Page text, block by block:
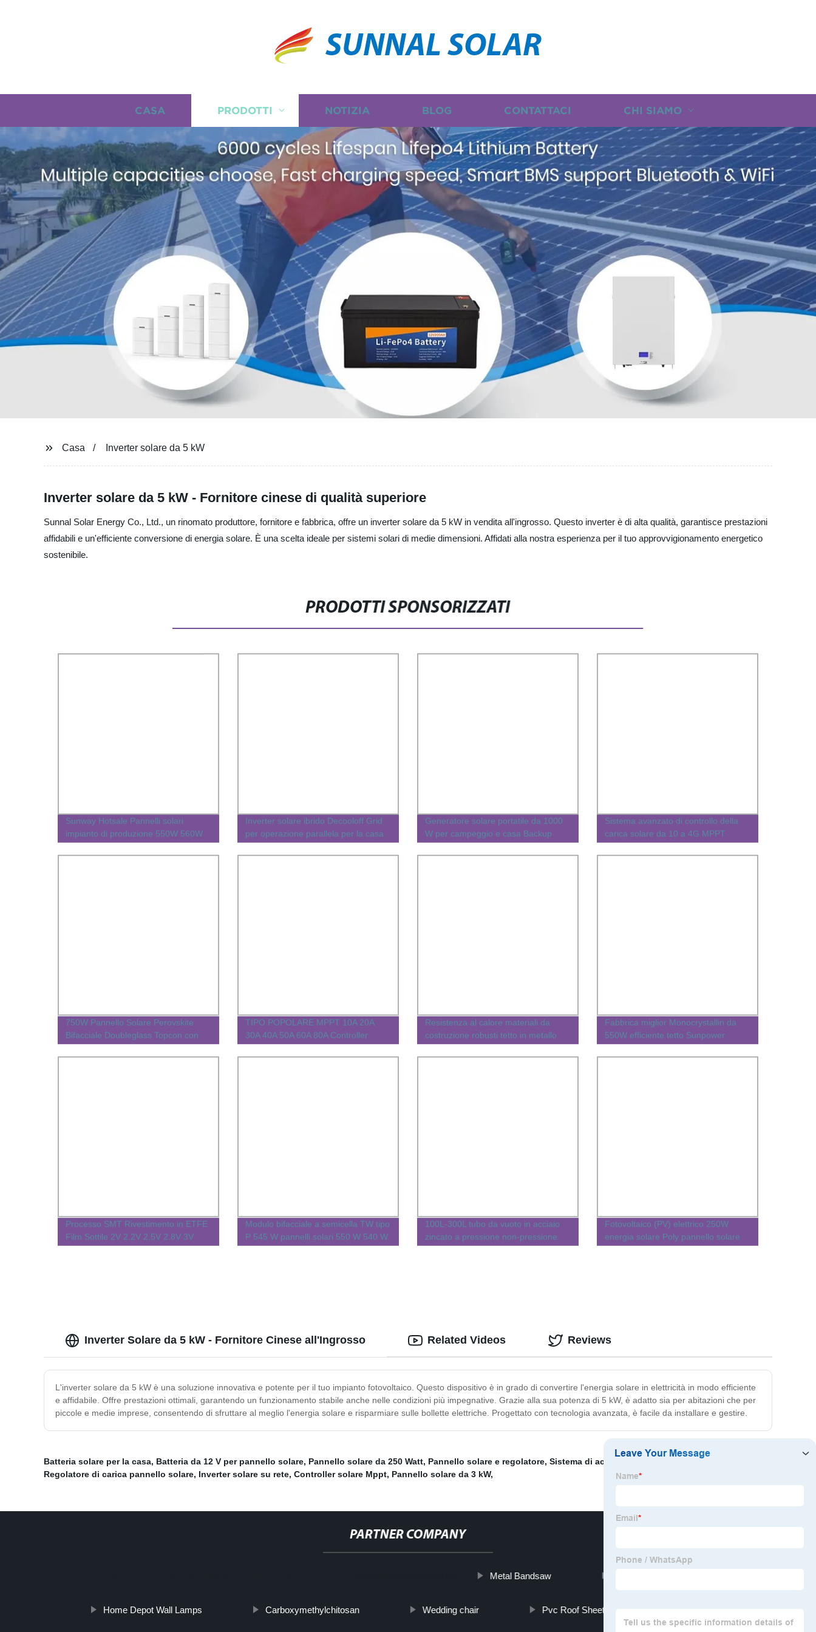
SUNNAL SOLAR
CASA PRODOTTI NOTIZIA BLOG CONTATTACI CHI SIAMO
Casa Inverter solare da 5 kW
Inverter solare da 5 kW - Fornitore cinese di qualità superiore
Sunnal Solar Energy Co., Ltd., un rinomato produttore, fornitore e fabbrica, offre un inverter solare da 5 kW in vendita all'ingrosso. Questo inverter è di alta qualità, garantisce prestazioni
affidabili e un'efficiente conversione di energia solare. È una scelta ideale per sistemi solari di medie dimensioni. Affidati alla nostra esperienza per il tuo approvvigionamento energetico
sostenibile.
PRODOTTI SPONSORIZZATI
Sunway Hotsale Pannelli solari
impianto di produzione 550W 560W
600W pannello solare per la vostra
Inverter solare ibrido Decooloff Grid
per operazione parallela per la casa
Generatore solare portatile da 1000
W per campeggio e casa Backup
Sistema avanzato di controllo della
carica solare da 10 a 4G MPPT
750W Pannello Solare Perovskite
Bifacciale Doubleglass Topcon con
Sistema di Design Inverter Gratuito
TIPO POPOLARE MPPT 10A 20A
30A 40A 50A 60A 80A Controller
solare pannello solare da 12 V 24 V
48 V 96 V.
Resistenza al calore materiali da
costruzione robusti tetto in metallo
rivestito in pietra grigia Tetto solare
Tesla Shingle
Fabbrica miglior Monocrystallin da
550W efficiente tetto Sunpower
pannello solare Prezzo Per uso
domestico/commerciale
Processo SMT Rivestimento in ETFE
Film Sottile 2V 2.2V 2.5V 2.8V 3V
3.2V 3.3V 3.5V 3.6V 3.8V 4V 4.2V
Modulo bifacciale a semicella TW tipo
P 545 W pannelli solari 550 W 540 W.
Miglior pannelli solari MBB Produttore
100L-300L tubo da vuoto in acciaio
zincato a pressione non-pressione
riscaldatore per acqua a energia
Fotovoltaico (PV) elettrico 250W
energia solare Poly pannello solare
Inverter Solare da 5 kW - Fornitore Cinese all'Ingrosso
L'inverter solare da 5 kW è una soluzione innovativa e potente per il tuo impianto fotovoltaico. Questo dispositivo è in grado di convertire l'energia solare in elettricità in modo efficiente
e affidabile. Offre prestazioni ottimali, garantendo un funzionamento stabile anche nelle condizioni più impegnative. Grazie alla sua potenza di 5 kW, è adatto sia per abitazioni che per
piccole e medie imprese, consentendo di sfruttare al meglio l'energia solare e risparmiare sulle bollette elettriche. Progettato con tecnologia avanzata, è facile da installare e gestire.
Related Videos Reviews
Batteria solare per la casa, Batteria da 12 V per pannello solare, Pannello solare da 250 Watt, Pannello solare e regolatore, Sistema di accumulo batteria solare ,Energia solare
Regolatore di carica pannello solare, Inverter solare su rete, Controller solare Mppt, Pannello solare da 3 kW,
PARTNER COMPANY
Metal Bandsaw
Home Depot Wall Lamps Carboxymethylchitosan Wedding chair Pvc Roof Sheet